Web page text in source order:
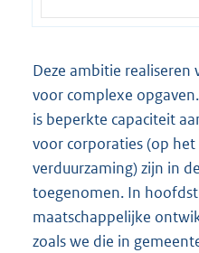
Deze ambitie realiseren
voor complexe
is beperkte capaciteit
voor corporaties (op
verduurzaming) zijn in
toegenomen. In
maatschappelijke
zoals we die in